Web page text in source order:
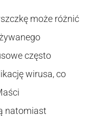
może różnić
często
wirusa, co
natomiast